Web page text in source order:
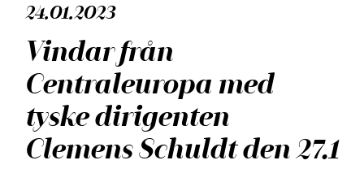
24.01.2023
Vindar från
Centraleuropa med
tyske dirigenten
Clemens Schuldt den 27.1